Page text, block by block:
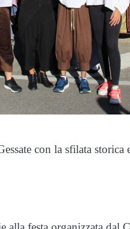
con la sfilata